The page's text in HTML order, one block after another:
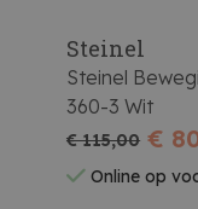
Steinel
Steinel
360-3 Wit
€ 115,00 €
Online op